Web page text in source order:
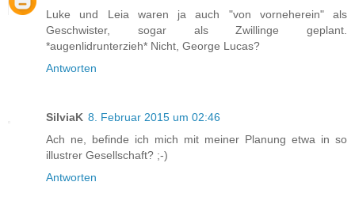
Luke und Leia waren ja auch "von vorneherein" als
Geschwister, sogar als Zwillinge geplant.
*augenlidrunterzieh* Nicht, George Lucas?
Antworten
SilviaK 8. Februar 2015 um 02:46
Ach ne, befinde ich mich mit meiner Planung etwa in so
illustrer Gesellschaft? ;-)
Antworten